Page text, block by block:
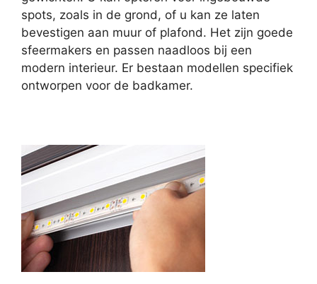
spots, zoals in de grond, of u kan ze laten
bevestigen aan muur of plafond. Het zijn goede
sfeermakers en passen naadloos bij een
modern interieur. Er bestaan modellen specifiek
ontworpen voor de badkamer.